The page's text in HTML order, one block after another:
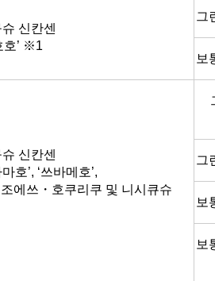
신칸센
호’ ※1
그
보
신칸센
호’, ‘쓰바메호’,
에쓰・호쿠리쿠 및 니시큐슈
그
보
보